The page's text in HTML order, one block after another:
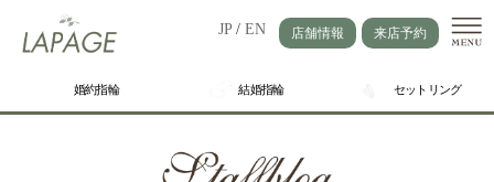
来店予約
店舗情報
JP / EN
婚約指輪 結婚指輪 セットリング